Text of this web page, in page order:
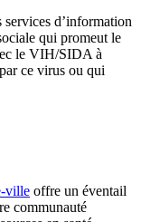
services d’information
qui promeut le
le VIH/SIDA à
ce virus ou qui
ville offre un éventail
communauté